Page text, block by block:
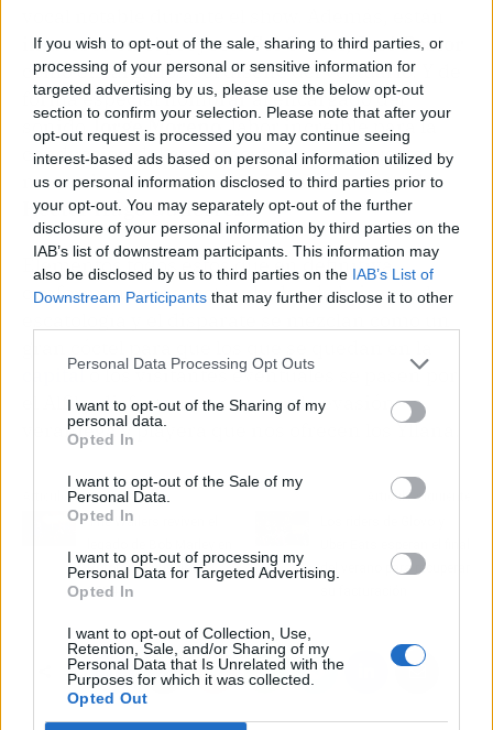
If you wish to opt-out of the sale, sharing to third parties, or
processing of your personal or sensitive information for
targeted advertising by us, please use the below opt-out
section to confirm your selection. Please note that after your
opt-out request is processed you may continue seeing
interest-based ads based on personal information utilized by
us or personal information disclosed to third parties prior to
your opt-out. You may separately opt-out of the further
disclosure of your personal information by third parties on the
IAB’s list of downstream participants. This information may
also be disclosed by us to third parties on the IAB’s List of
Downstream Participants that may further disclose it to other
Personal Data Processing Opt Outs
I want to opt-out of the Sharing of my
personal data.
Opted In
I want to opt-out of the Sale of my
Personal Data.
Opted In
I want to opt-out of processing my
Personal Data for Targeted Advertising.
Opted In
I want to opt-out of Collection, Use,
Retention, Sale, and/or Sharing of my
Personal Data that Is Unrelated with the
Purposes for which it was collected.
Opted Out
inmersos en el proyectoSol Curiel, José Pastor
como encargados del diseño del vestuario. Y de
forma especial nombrar al encargado del
sonidoJorge Moreno, labor increíble para la
conducción del espectáculo y por su puesto no
menos importante la iluminación a cargo de
Héctor Hugo Gutiérrez.
Elementos todos estos que en definitiva
conforman un espectáculo donde la ironía, la
capitalo los visitantes eventuales se pasen por
el Alfil y disfruten un rato con la evasión
veraniega y playera que nos ofrecen los Yllana.
Artículo anterior
The Wailers reviven el
Rototom Sunsplash
2024
Artículo siguiente
del verano para recuperar